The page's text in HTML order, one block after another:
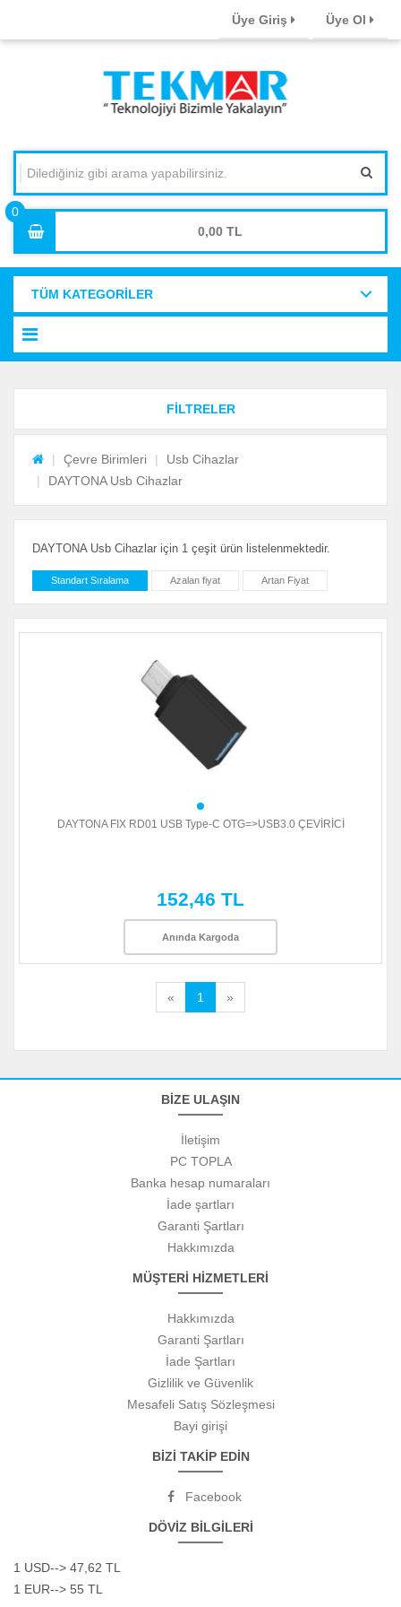
Üye Giriş Üye Ol
0,00
TÜM KATEGORİLER
FİLTRELER
Çevre Birimleri
Usb Cihazlar
DAYTONA Usb Cihazlar
DAYTONA Usb Cihazlar için 1 çeşit ürün listelenmektedir.
Standart Sıralama Azalan fiyat Artan Fiyat
DAYTONA FIX RD01 USB Type-C OTG=>USB3.0 ÇEVİRİCİ
152,46 TL
Anında Kargoda
« 1 »
BİZE ULAŞIN
İletişim
PC TOPLA
Banka hesap numaraları
İade şartları
Garanti Şartları
Hakkımızda
MÜŞTERİ HİZMETLERİ
Hakkımızda
Garanti Şartları
İade Şartları
Gizlilik ve Güvenlik
Mesafeli Satış Sözleşmesi
Bayi girişi
BİZİ TAKİP EDİN
Facebook
DÖVİZ BİLGİLERİ
1 USD--> 47,62 TL
1 EUR--> 55 TL